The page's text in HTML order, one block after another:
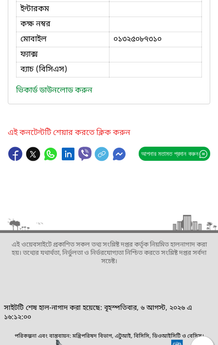
ইন্টারকম
কক্ষ নম্বর
মোবাইল
০১৩২৫০৮৭৩১০
ফ্যাক্স
ব্যাচ (বিসিএস)
ভিকার্ড ডাউনলোড করুন
এই কনটেন্টটি শেয়ার করতে ক্লিক করুন
আপনার মতামত প্রদান করুন
এই ওয়েবসাইটে প্রকাশিত সকল তথ্য সংশ্লিষ্ট দপ্তর কর্তৃক নিয়মিত হালনাগাদ করা
হয়। তথ্যের যথার্থতা, নির্ভুলতা ও নির্ভরযোগ্যতা নিশ্চিত করতে সংশ্লিষ্ট দপ্তর সর্বদা
সচেষ্ট।
সাইটটি শেষ হাল-নাগাদ করা হয়েছে: বৃহস্পতিবার, ৬ আগস্ট, ২০২৬ এ
১৬:১২:০০
পরিকল্পনা এবং বাস্তবায়ন: মন্ত্রিপরিষদ বিভাগ, এটুআই, বিসিসি, ডিওআইসিটি ও বেসিস।